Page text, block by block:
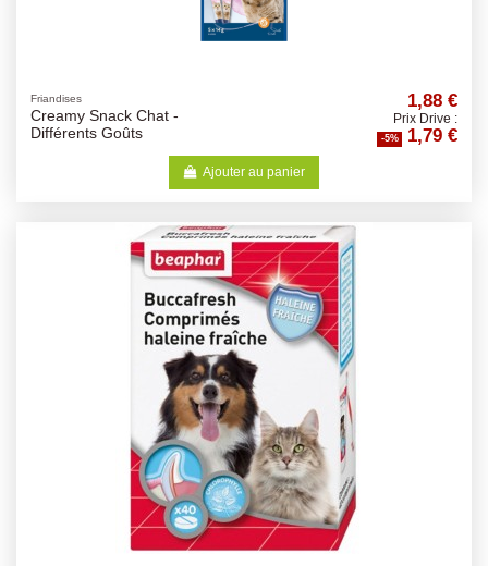
Friandises
Creamy Snack Chat -
Différents Goûts
1,88 €
Prix Drive :
-5% 1,79 €
Ajouter au panier